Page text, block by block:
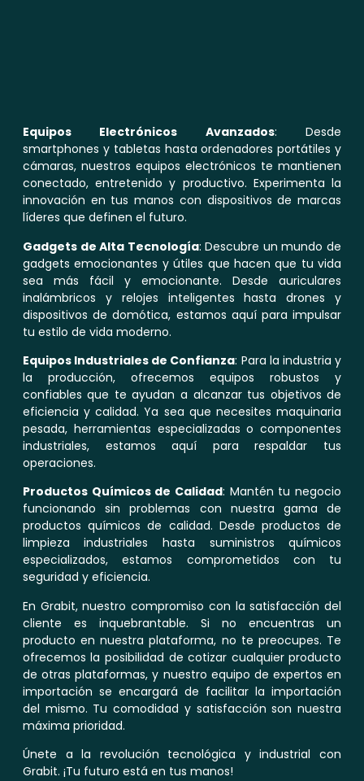
Equipos Electrónicos Avanzados: Desde
smartphones y tabletas hasta ordenadores portátiles y
cámaras, nuestros equipos electrónicos te mantienen
conectado, entretenido y productivo. Experimenta la
innovación en tus manos con dispositivos de marcas
líderes que definen el futuro.
Gadgets de Alta Tecnología: Descubre un mundo de
gadgets emocionantes y útiles que hacen que tu vida
sea más fácil y emocionante. Desde auriculares
inalámbricos y relojes inteligentes hasta drones y
dispositivos de domótica, estamos aquí para impulsar
tu estilo de vida moderno.
Equipos Industriales de Confianza: Para la industria y
la producción, ofrecemos equipos robustos y
confiables que te ayudan a alcanzar tus objetivos de
eficiencia y calidad. Ya sea que necesites maquinaria
pesada, herramientas especializadas o componentes
industriales, estamos aquí para respaldar tus
operaciones.
Productos Químicos de Calidad: Mantén tu negocio
funcionando sin problemas con nuestra gama de
productos químicos de calidad. Desde productos de
limpieza industriales hasta suministros químicos
especializados, estamos comprometidos con tu
seguridad y eficiencia.
En Grabit, nuestro compromiso con la satisfacción del
cliente es inquebrantable. Si no encuentras un
producto en nuestra plataforma, no te preocupes. Te
ofrecemos la posibilidad de cotizar cualquier producto
de otras plataformas, y nuestro equipo de expertos en
importación se encargará de facilitar la importación
del mismo. Tu comodidad y satisfacción son nuestra
máxima prioridad.
Únete a la revolución tecnológica y industrial con
Grabit. ¡Tu futuro está en tus manos!